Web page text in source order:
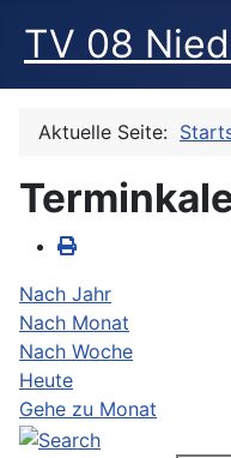
TV 08
Aktuelle Seite:
Nach Jahr
Nach Monat
Nach Woche
Heute
Gehe zu Monat